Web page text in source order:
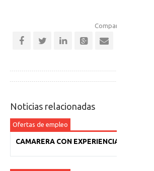
Comparte esta
Noticias relacionadas
Ofertas de empleo
CAMARERA CON EXPERIENCIA